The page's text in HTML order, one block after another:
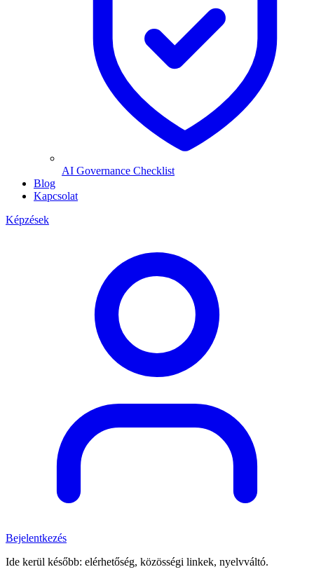
AI Governance Checklist
Blog
Kapcsolat
Képzések
Bejelentkezés
Ide kerül később: elérhetőség, közösségi linkek, nyelvváltó.